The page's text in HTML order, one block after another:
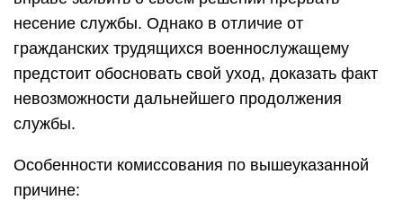
несение службы. Однако в отличие от
гражданских трудящихся военнослужащему
предстоит обосновать свой уход, доказать факт
невозможности дальнейшего продолжения
службы.
Особенности комиссования по вышеуказанной
причине: